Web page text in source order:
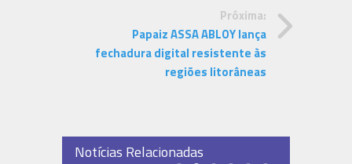
Próxima:
Papaiz ASSA ABLOY lança
fechadura digital resistente às
regiões litorâneas
Notícias Relacionadas